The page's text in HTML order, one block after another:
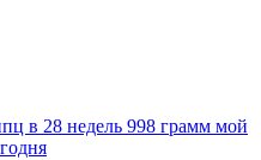
в 28 недель 998 грамм мой